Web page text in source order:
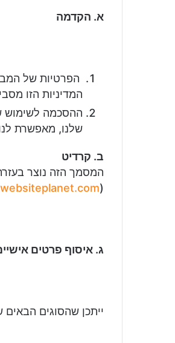
א. הקדמה
הפרטיות של
המדיניות הזו
ההסכמה לשימוש
שלנו, מאפשרת
ב. קרדיט
)
ג. איסוף פרטים
ייתכן שהסוגים